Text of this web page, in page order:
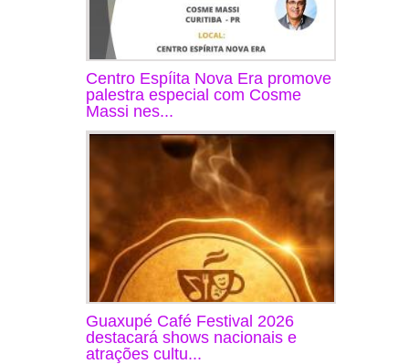
Centro Espíita Nova Era promove
palestra especial com Cosme
Massi nes...
Guaxupé Café Festival 2026
destacará shows nacionais e
atrações cultu...